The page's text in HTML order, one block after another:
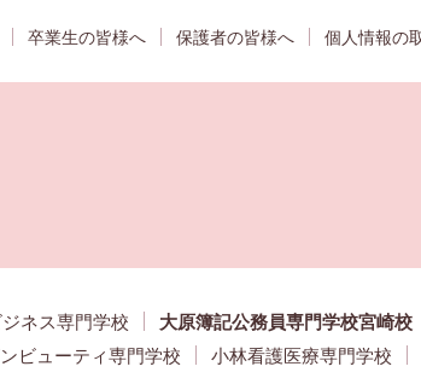
卒業生の皆様へ 保護者の皆様へ 個人情報の
ネス専門学校 大原簿記公務員専門学校宮崎校
ビューティ専門学校 小林看護医療専門学校